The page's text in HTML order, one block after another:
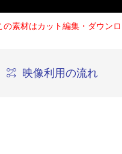
素材はカット編集・ダウン
映像利用の流れ